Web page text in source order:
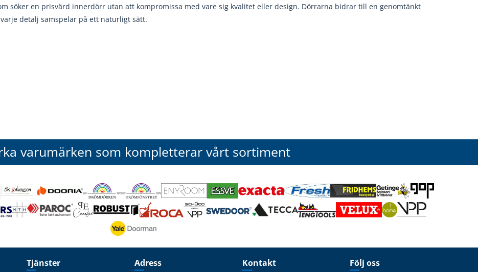
söker en prisvärd innerdörr utan att kompromissa med vare sig kvalitet eller design. Dörrarna bidrar till en genomtänkt
detalj samspelar på ett naturligt sätt.
varumärken som kompletterar vårt sortiment
Tjänster Adress Kontakt Följ oss